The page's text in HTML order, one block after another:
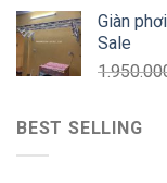
Giàn
Sale
BEST SELLING